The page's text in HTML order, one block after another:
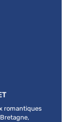
romantiques